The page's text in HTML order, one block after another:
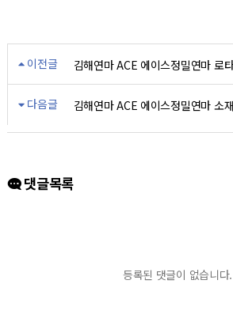
이전글
김해연마 ACE 에이스정밀연마 로
다음글
김해연마 ACE 에이스정밀연마 소
댓글목록
등록된 댓글이 없습니다.